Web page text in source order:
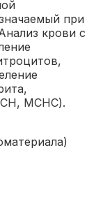
при
крови с
MCHC).